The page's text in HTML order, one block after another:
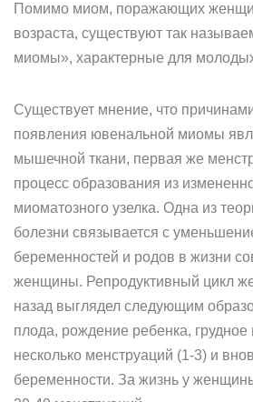
Помимо миом, поражающих
возраста, существуют так
миомы», характерные для
Существует мнение, что
появления ювенальной миомы
мышечной ткани, первая же
процесс образования из
миоматозного узелка. Одна из
болезни связывается с
беременностей и родов в жизни
женщины. Репродуктивный цикл
назад выглядел следующим
плода, рождение ребенка,
несколько менструаций (1-3) и
беременности. За жизнь у